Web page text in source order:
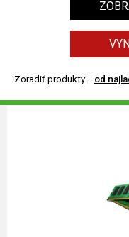
Zoradiť produkty: od